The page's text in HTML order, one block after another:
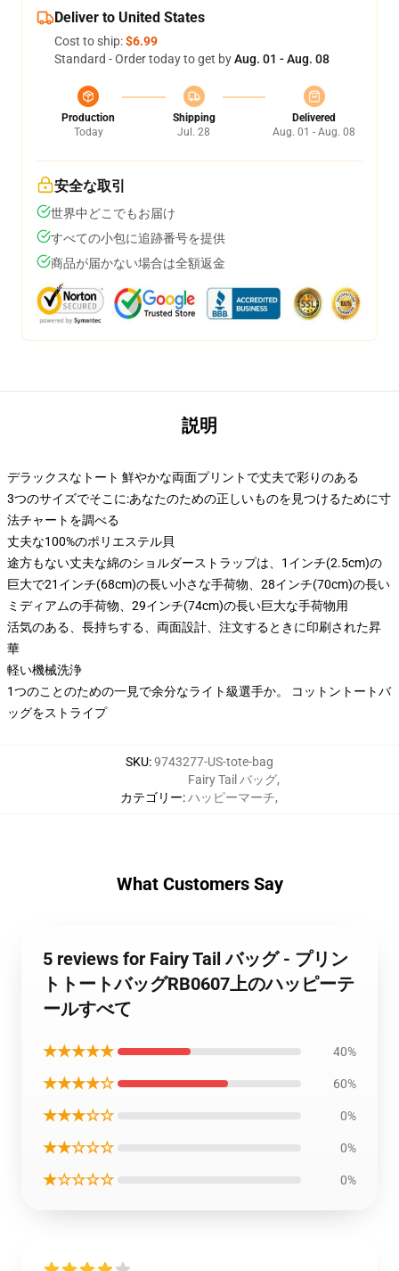
Deliver to United States
Cost to ship:$6.99
Standard - Order today to get byAug. 01 - Aug. 08
Production
Today
Shipping
Jul. 28
Delivered
Aug. 01 - Aug. 08
安全な取引
世界中どこでもお届け
すべての小包に追跡番号を提供
商品が届かない場合は全額返金
説明
デラックスなトート 鮮やかな両面プリントで丈夫で彩りのある
3つのサイズでそこに:あなたのための正しいものを見つけるために寸
法チャートを調べる
丈夫な100%のポリエステル貝
途方もない丈夫な綿のショルダーストラップは、1インチ(2.5cm)の
巨大で21インチ(68cm)の長い小さな手荷物、28インチ(70cm)の長い
ミディアムの手荷物、29インチ(74cm)の長い巨大な手荷物用
活気のある、長持ちする、両面設計、注文するときに印刷された昇
華
軽い機械洗浄
1つのことのための一見で余分なライト級選手か。 コットントートバ
ッグをストライプ
SKU:9743277-US-tote-bag
カテゴリー:
Fairy Tail バッグ,
ハッピーマーチ,
What Customers Say
5 reviews for Fairy Tail バッグ - プリン
トトートバッグRB0607上のハッピーテ
ールすべて
★★★★★ 40%
★★★★☆ 60%
★★★☆☆ 0%
★★☆☆☆ 0%
★☆☆☆☆ 0%